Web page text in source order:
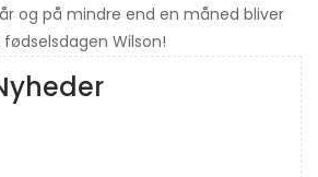
og på mindre end en måned bliver
Wilson!